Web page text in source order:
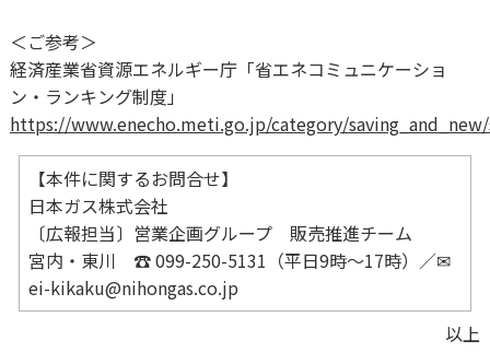
＜ご参考＞
経済産業省資源エネルギー庁「省エネコミュニケーショ
ン・ランキング制度」
https://www.enecho.meti.go.jp/category/
【本件に関するお問合せ】
日本ガス株式会社
〔広報担当〕営業企画グループ 販売推進チーム
宮内・東川 ☎ 099-250-5131（平日9時～17時）／✉
ei-kikaku@nihongas.co.jp
以上